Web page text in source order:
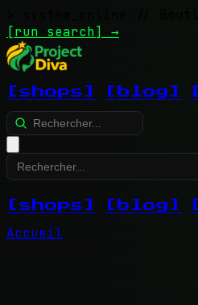
//
[run search] →
[shops] [blog]
[shops] [blog]
Accueil